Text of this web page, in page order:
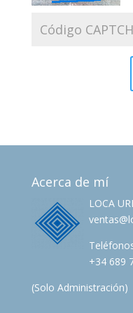
Acerca de mí
LOCA
+34 689
(Solo Administración)